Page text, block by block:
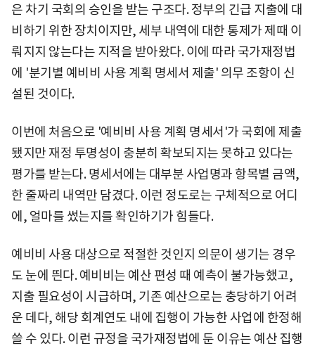
은 차기 국회의 승인을 받는 구조다. 정부의 긴급 지출에 대
비하기 위한 장치이지만, 세부 내역에 대한 통제가 제때 이
뤄지지 않는다는 지적을 받아왔다. 이에 따라 국가재정법
에 '분기별 예비비 사용 계획 명세서 제출' 의무 조항이 신
설된 것이다.
이번에 처음으로 '예비비 사용 계획 명세서'가 국회에 제출
됐지만 재정 투명성이 충분히 확보되지는 못하고 있다는
평가를 받는다. 명세서에는 대부분 사업명과 항목별 금액,
한 줄짜리 내역만 담겼다. 이런 정도로는 구체적으로 어디
에, 얼마를 썼는지를 확인하기가 힘들다.
예비비 사용 대상으로 적절한 것인지 의문이 생기는 경우
도 눈에 띈다. 예비비는 예산 편성 때 예측이 불가능했고,
지출 필요성이 시급하며, 기존 예산으로는 충당하기 어려
운 데다, 해당 회계연도 내에 집행이 가능한 사업에 한정해
쓸 수 있다. 이런 규정을 국가재정법에 둔 이유는 예산 집행